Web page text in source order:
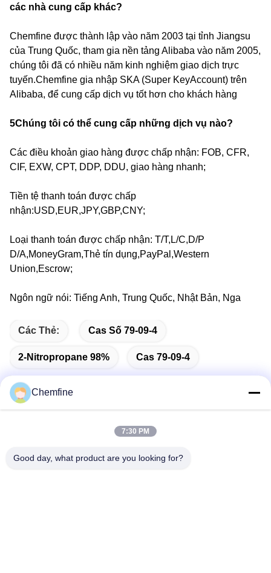
các nhà cung cấp khác?
Chemfine được thành lập vào năm 2003 tại tỉnh Jiangsu
của Trung Quốc, tham gia nền tảng Alibaba vào năm 2005,
chúng tôi đã có nhiều năm kinh nghiệm giao dịch trực
tuyến.Chemfine gia nhập SKA (Super KeyAccount) trên
Alibaba, để cung cấp dịch vụ tốt hơn cho khách hàng
5Chúng tôi có thể cung cấp những dịch vụ nào?
Các điều khoản giao hàng được chấp nhận: FOB, CFR,
CIF, EXW, CPT, DDP, DDU, giao hàng nhanh;
Tiền tệ thanh toán được chấp
nhận:USD,EUR,JPY,GBP,CNY;
Loại thanh toán được chấp nhận: T/T,L/C,D/P
D/A,MoneyGram,Thẻ tín dụng,PayPal,Western
Union,Escrow;
Ngôn ngữ nói: Tiếng Anh, Trung Quốc, Nhật Bản, Nga
Các Thẻ: Cas Số 79-09-4
2-Nitropropane 98% Cas 79-09-4
Địa chỉ
Chemfine
7:30 PM
Good day, what product are you looking for?